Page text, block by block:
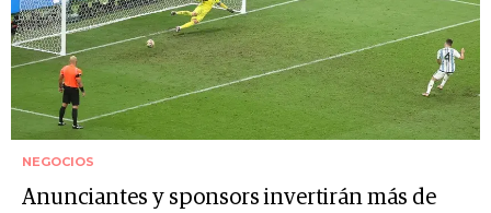
NEGOCIOS
Anunciantes y sponsors invertirán más de